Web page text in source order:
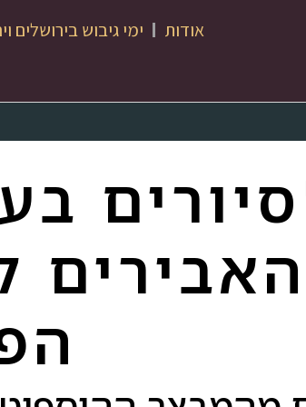
אודות ימי גיבוש בירושלים
האבירים